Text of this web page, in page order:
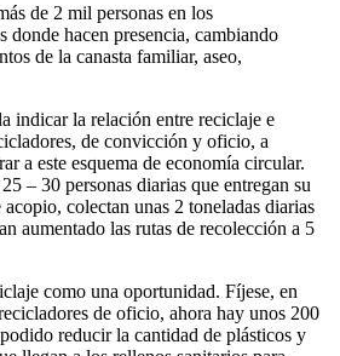
de 2 mil personas en los
donde hacen presencia, cambiando
de la canasta familiar, aseo,
indicar la relación entre reciclaje e
de convicción y oficio, a
a este esquema de economía circular.
– 30 personas diarias que entregan su
colectan unas 2 toneladas diarias
aumentado las rutas de recolección a 5
como una oportunidad. Fíjese, en
de oficio, ahora hay unos 200
reducir la cantidad de plásticos y